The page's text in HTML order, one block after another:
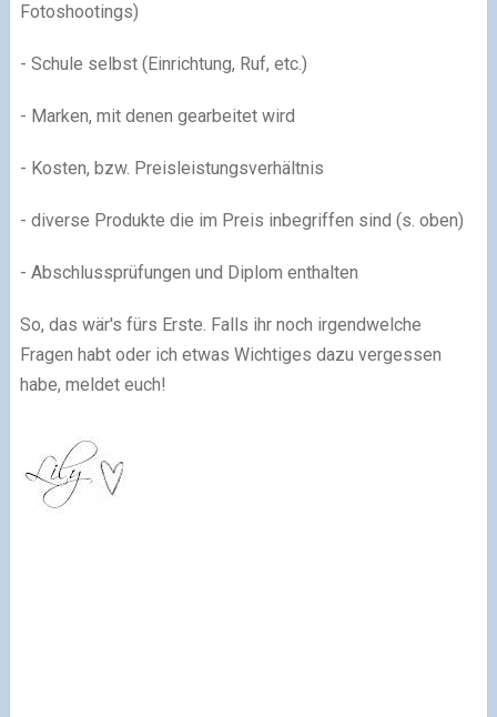
Fotoshootings)
- Schule selbst (Einrichtung, Ruf, etc.)
- Marken, mit denen gearbeitet wird
- Kosten, bzw. Preisleistungsverhältnis
- diverse Produkte die im Preis inbegriffen sind (s. oben)
- Abschlussprüfungen und Diplom enthalten
So, das wär's fürs Erste. Falls ihr noch irgendwelche
Fragen habt oder ich etwas Wichtiges dazu vergessen
habe, meldet euch!